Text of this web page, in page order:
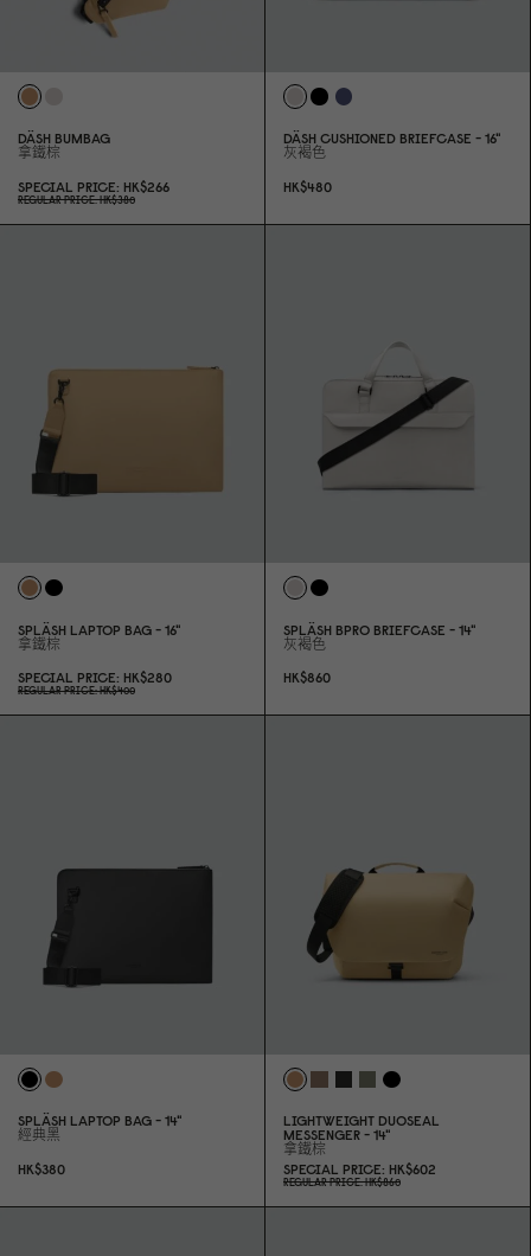
DÄSH BUMBAG
拿鐵棕
SPECIAL PRICE HK$266
REGULAR PRICE HK$380
DÄSH CUSHIONED BRIEFCASE - 16"
灰褐色
HK$480
SPLÄSH LAPTOP BAG - 16"
拿鐵棕
SPECIAL PRICE HK$280
REGULAR PRICE HK$400
SPLÄSH BPRO BRIEFCASE - 14"
灰褐色
HK$860
SPLÄSH LAPTOP BAG - 14"
經典黑
HK$380
LIGHTWEIGHT DUOSEAL
MESSENGER - 14"
拿鐵棕
SPECIAL PRICE HK$602
REGULAR PRICE HK$860